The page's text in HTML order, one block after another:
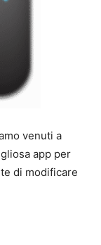
venuti a
app per
di modificare